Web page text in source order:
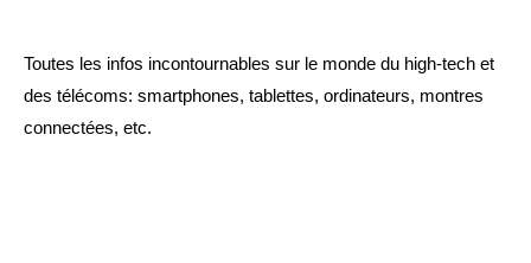
Toutes les infos incontournables sur le monde du high-tech et
des télécoms: smartphones, tablettes, ordinateurs, montres
connectées, etc.